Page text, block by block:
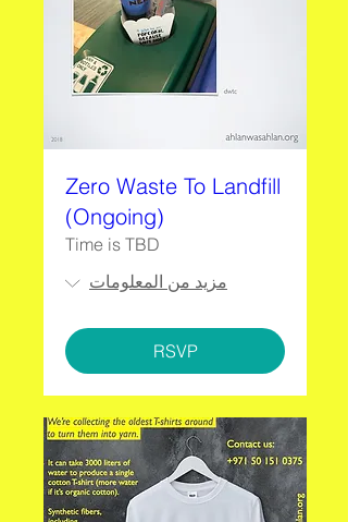
Zero Waste To Landfill
(Ongoing)
Time is TBD
مزيد من المعلومات
RSVP